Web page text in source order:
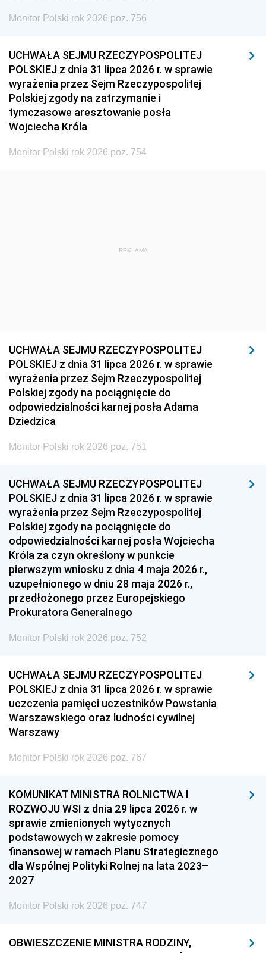
Monitor Polski rok 2026 poz. 756
UCHWAŁA SEJMU RZECZYPOSPOLITEJ
POLSKIEJ z dnia 31 lipca 2026 r. w sprawie
wyrażenia przez Sejm Rzeczypospolitej
Polskiej zgody na zatrzymanie i
tymczasowe aresztowanie posła
Wojciecha Króla
Monitor Polski rok 2026 poz. 754
REKLAMA
UCHWAŁA SEJMU RZECZYPOSPOLITEJ
POLSKIEJ z dnia 31 lipca 2026 r. w sprawie
wyrażenia przez Sejm Rzeczypospolitej
Polskiej zgody na pociągnięcie do
odpowiedzialności karnej posła Adama
Dziedzica
Monitor Polski rok 2026 poz. 751
UCHWAŁA SEJMU RZECZYPOSPOLITEJ
POLSKIEJ z dnia 31 lipca 2026 r. w sprawie
wyrażenia przez Sejm Rzeczypospolitej
Polskiej zgody na pociągnięcie do
odpowiedzialności karnej posła Wojciecha
Króla za czyn określony w punkcie
pierwszym wniosku z dnia 4 maja 2026 r.,
uzupełnionego w dniu 28 maja 2026 r.,
przedłożonego przez Europejskiego
Prokuratora Generalnego
Monitor Polski rok 2026 poz. 752
UCHWAŁA SEJMU RZECZYPOSPOLITEJ
POLSKIEJ z dnia 31 lipca 2026 r. w sprawie
uczczenia pamięci uczestników Powstania
Warszawskiego oraz ludności cywilnej
Warszawy
Monitor Polski rok 2026 poz. 767
KOMUNIKAT MINISTRA ROLNICTWA I
ROZWOJU WSI z dnia 29 lipca 2026 r. w
sprawie zmienionych wytycznych
podstawowych w zakresie pomocy
finansowej w ramach Planu Strategicznego
dla Wspólnej Polityki Rolnej na lata 2023–
2027
Monitor Polski rok 2026 poz. 747
OBWIESZCZENIE MINISTRA RODZINY,